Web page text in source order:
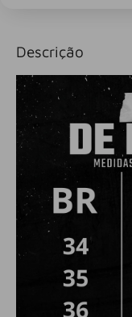
Descrição